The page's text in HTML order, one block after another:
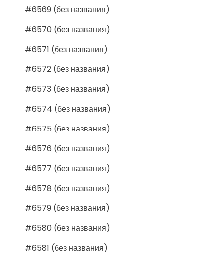
#6569 (без названия)
#6570 (без названия)
#6571 (без названия)
#6572 (без названия)
#6573 (без названия)
#6574 (без названия)
#6575 (без названия)
#6576 (без названия)
#6577 (без названия)
#6578 (без названия)
#6579 (без названия)
#6580 (без названия)
#6581 (без названия)